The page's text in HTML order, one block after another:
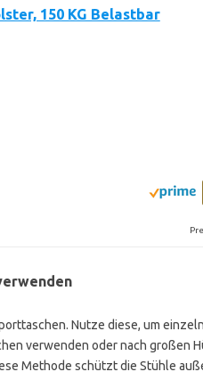
150 KG Belastbar
Nutze diese, um
verwenden oder nach großen
Methode schützt die Stühle